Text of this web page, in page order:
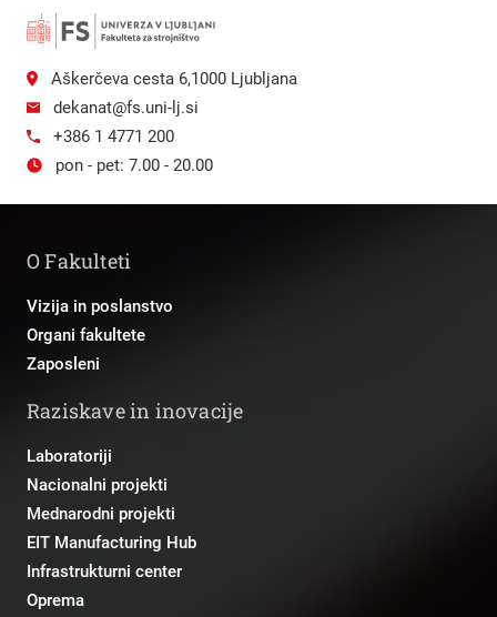
Aškerčeva cesta 6,1000 Ljubljana
dekanat@fs.uni-lj.si
+386 1 4771 200
pon - pet: 7.00 - 20.00
O Fakulteti
Vizija in poslanstvo
Organi fakultete
Zaposleni
Raziskave in inovacije
Laboratoriji
Nacionalni projekti
Mednarodni projekti
EIT Manufacturing Hub
Infrastrukturni center
Oprema